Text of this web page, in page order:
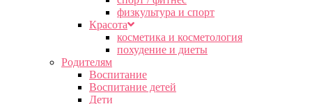
физкультура и спорт
Красота
косметика и косметология
похудение и диеты
Родителям
Воспитание
Воспитание детей
Дети